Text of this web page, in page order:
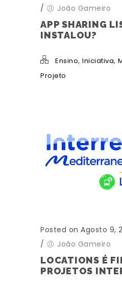
/
João Gameiro
APP SHARING
INSTALOU?
Ensino, Iniciativa,
Projeto
Posted on Agosto 9,
/
João Gameiro
LOCATIONS É
PROJETOS